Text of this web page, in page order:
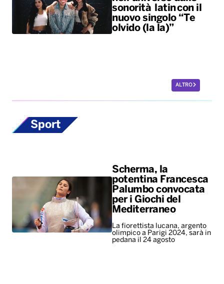
sonorità latin con il
nuovo singolo “Te
olvido (la la)”
ALTRO
Sport
Scherma, la
potentina Francesca
Palumbo convocata
per i Giochi del
Mediterraneo
La fiorettista lucana, argento
olimpico a Parigi 2024, sarà in
pedana il 24 agosto